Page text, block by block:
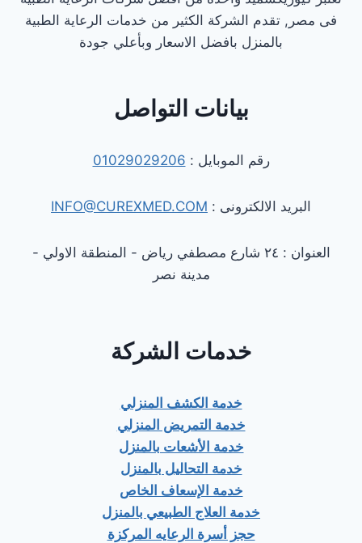
فى مصر, تقدم الشركة الكثير من خدمات الرعاية الطبية
بالمنزل بافضل الاسعار وبأعلي جودة
بيانات التواصل
رقم الموبايل : 01029029206
البريد الالكترونى : INFO@CUREXMED.COM
العنوان : ٢٤ شارع مصطفي رياض - المنطقة الاولي -
مدينة نصر
خدمات الشركة
خدمة الكشف المنزلي
خدمة التمريض المنزلي
خدمة الأشعات بالمنزل
خدمة التحاليل بالمنزل
خدمة الإسعاف الخاص
خدمة العلاج الطبيعي بالمنزل
حجز أسرة الرعايه المركزة